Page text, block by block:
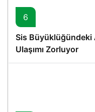
6
Sis Büyüklüğündeki
Ulaşımı Zorluyor